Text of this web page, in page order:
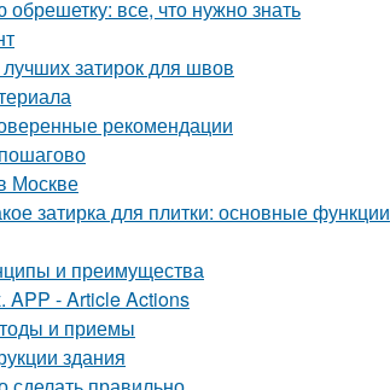
все, что нужно знать
затирок для швов
рекомендации
Москве
затирка для плитки: основные функции
и преимущества
APP - Article Actions
и приемы
здания